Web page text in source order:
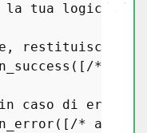
la tua logica
restituisci dati
([ /*
caso di
([ /*